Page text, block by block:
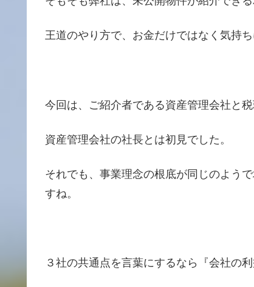
王道のやり方で、お金だけではなく気持
今回は、ご紹介者である資産管理会社と税
資産管理会社の社長とは初見でした。
それでも、事業理念の根底が同じのよう
すね。
３社の共通点を言葉にするなら『会社の